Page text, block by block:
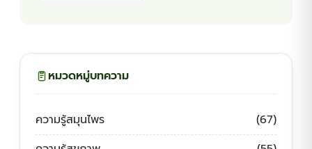
หมวดหมู่บทความ
ความรู้สมุนไพร
(67)